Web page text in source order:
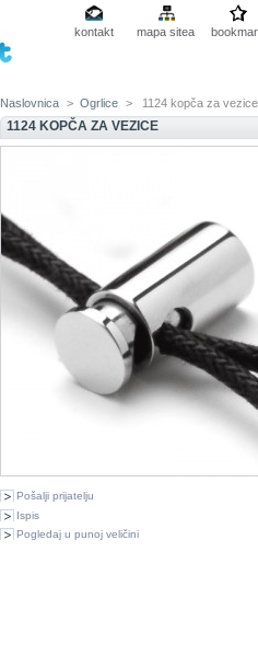
kontakt mapa sitea
Naslovnica > Ogrlice > 1124 kopča za vezice
1124 KOPČA ZA VEZICE
Pošalji prijatelju
Ispis
Pogledaj u punoj veličini